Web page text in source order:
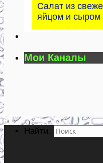
Салат из
яйцом и сыром
Мои Каналы
Найти: